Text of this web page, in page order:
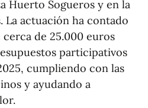
Huerto Sogueros y en la
La actuación ha contado
de 25.000 euros
participativos
cumpliendo con las
y ayudando a